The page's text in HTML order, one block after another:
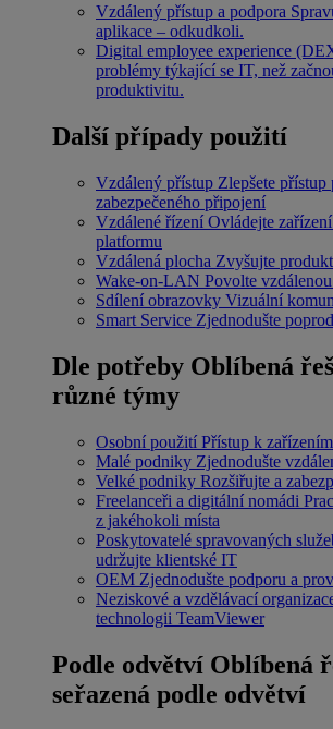
Vzdálený přístup a podpora
aplikace – odkudkoli.
Digital employee experience
problémy týkající se IT, než
produktivitu.
Další případy použití
Vzdálený přístup Zlepšete přístup
zabezpečeného připojení
Vzdálené řízení Ovládejte
platformu
Vzdálená plocha Zvyšujte
Wake-on-LAN Povolte
Sdílení obrazovky Vizuální
Smart Service Zjednodušte
Dle potřeby Oblíbená
různé týmy
Osobní použití Přístup k
Malé podniky Zjednodušte
Velké podniky Rozšiřujte a
Freelanceři a digitální nomádi
z jakéhokoli místa
Poskytovatelé spravovaných
udržujte klientské IT
OEM Zjednodušte podporu a
Neziskové a vzdělávací
technologii TeamViewer
Podle odvětví Oblíbená
seřazená podle odvětví